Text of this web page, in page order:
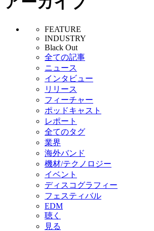
FEATURE
INDUSTRY
Black Out
全ての記事
ニュース
インタビュー
リリース
フィーチャー
ポッドキャスト
レポート
全てのタグ
業界
海外バンド
機材/テクノロジー
イベント
ディスコグラフィー
フェスティバル
EDM
聴く
見る